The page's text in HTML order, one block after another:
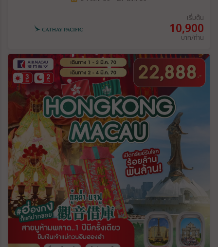
เริ่มต้น
10,900
บาท/ท่าน